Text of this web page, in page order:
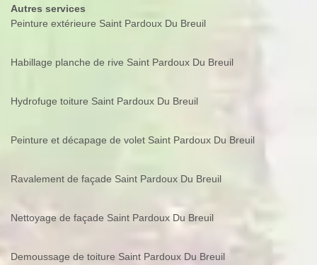
Autres services
Peinture extérieure Saint Pardoux Du Breuil
Habillage planche de rive Saint Pardoux Du Breuil
Hydrofuge toiture Saint Pardoux Du Breuil
Peinture et décapage de volet Saint Pardoux Du Breuil
Ravalement de façade Saint Pardoux Du Breuil
Nettoyage de façade Saint Pardoux Du Breuil
Demoussage de toiture Saint Pardoux Du Breuil